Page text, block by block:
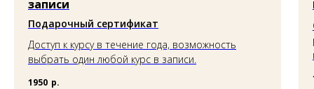
записи
Подарочный сертификат
Доступ к курсу в течение года, возможность
выбрать один любой курс в записи.
1950 р.